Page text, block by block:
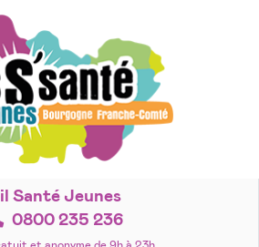
Santé Jeunes
0800 235 236